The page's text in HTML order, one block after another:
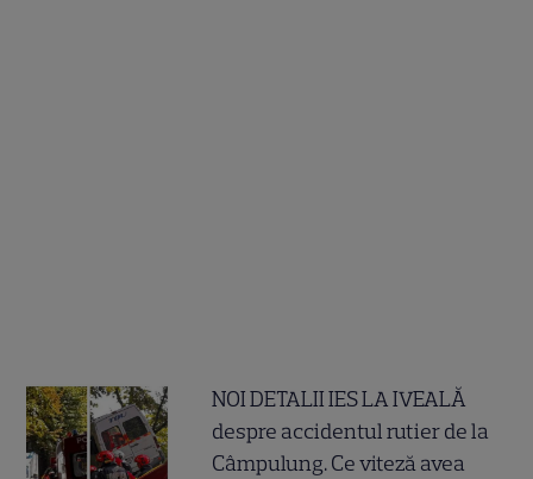
NOI DETALII IES LA IVEALĂ
despre accidentul rutier de la
Câmpulung. Ce viteză avea